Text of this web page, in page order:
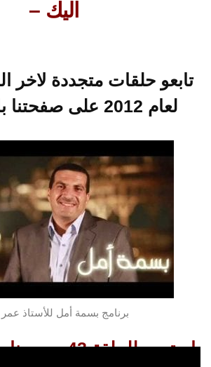
اليك –
تابعو حلقات متجددة لاخر
لعام 2012 على صفحتنا بالفيسبوك
برنامج بسمة أمل للأستاذ عمر
استمعو للحلقة 43 من برنامج بسمة أمل